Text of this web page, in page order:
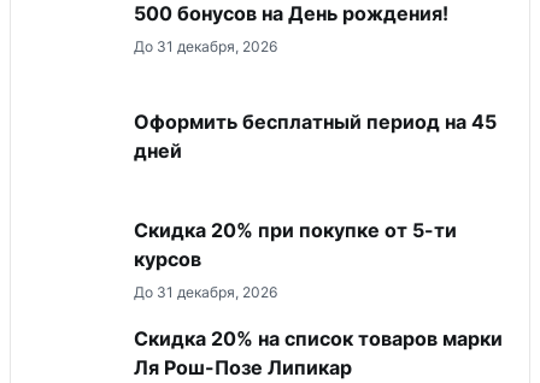
500 бонусов на День рождения!
До 31 декабря, 2026
Оформить бесплатный период на 45
дней
Скидка 20% при покупке от 5-ти
курсов
До 31 декабря, 2026
Скидка 20% на список товаров марки
Ля Рош-Позе Липикар